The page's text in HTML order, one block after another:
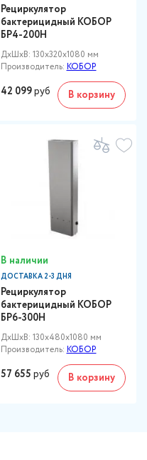
Рециркулятор
бактерицидный КОБОР
БР4-200Н
ДxШxВ: 130x320x1080 мм
Производитель: КОБОР
42 099руб В корзину
В наличии
ДОСТАВКА 2-3 ДНЯ
Рециркулятор
бактерицидный КОБОР
БР6-300Н
ДxШxВ: 130x480x1080 мм
Производитель: КОБОР
57 655 руб В корзину